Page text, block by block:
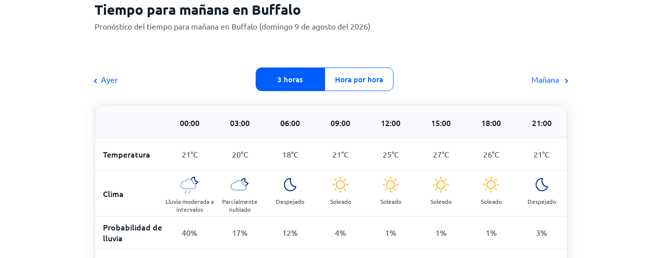
Tiempo para mañana en Buffalo
Pronóstico del tiempo para mañana en Buffalo (domingo 9 de agosto del 2026)
Ayer 3 horas Hora por hora Mañana
00:00 03:00 06:00 09:00 12:00 15:00 18:00 21:00
Temperatura 21°C 20°C 18°C 21°C 25°C 27°C 26°C 21°C
Clima
Lluvia moderada a
intervalos
Parcialmente
nublado
Despejado Soleado Soleado Soleado Soleado Despejado
Probabilidad de
lluvia
40% 17% 12% 4% 1% 1% 1% 3%